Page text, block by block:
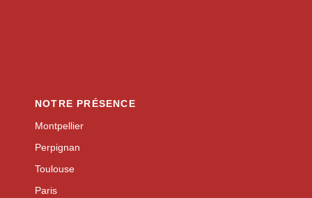
NOTRE PRÉSENCE
Montpellier
Perpignan
Toulouse
Paris